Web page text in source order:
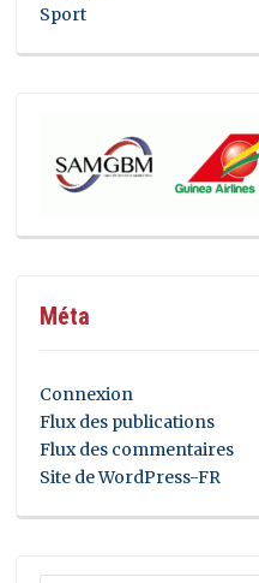
Sport
Méta
Connexion
Flux des publications
Flux des commentaires
Site de WordPress-FR